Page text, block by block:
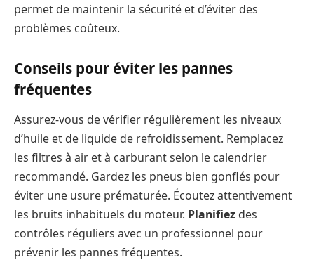
permet de maintenir la sécurité et d’éviter des
problèmes coûteux.
Conseils pour éviter les pannes
fréquentes
Assurez-vous de vérifier régulièrement les niveaux
d’huile et de liquide de refroidissement. Remplacez
les filtres à air et à carburant selon le calendrier
recommandé. Gardez les pneus bien gonflés pour
éviter une usure prématurée. Écoutez attentivement
les bruits inhabituels du moteur. Planifiez des
contrôles réguliers avec un professionnel pour
prévenir les pannes fréquentes.